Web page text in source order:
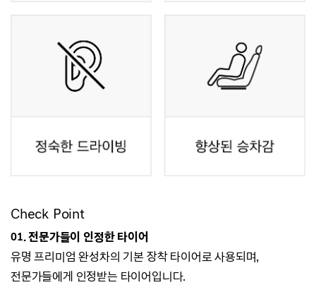
Check Point
01.전문가들이 인정한 타이어
유명 프리미엄 완성차의 기본 장착 타이어로 사용되며,
전문가들에게 인정받는 타이어입니다.